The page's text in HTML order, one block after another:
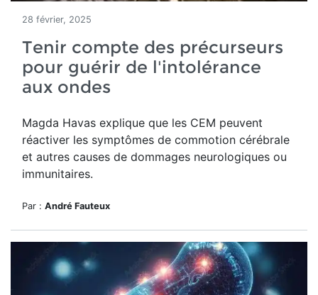
28 février, 2025
Tenir compte des précurseurs
pour guérir de l'intolérance
aux ondes
Magda Havas explique que les CEM peuvent
réactiver les symptômes de commotion cérébrale
et autres causes de dommages neurologiques ou
immunitaires.
Par : André Fauteux